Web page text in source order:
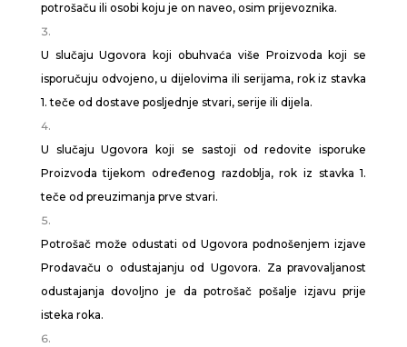
potrošaču ili osobi koju je on naveo, osim prijevoznika.
U slučaju Ugovora koji obuhvaća više Proizvoda koji se
isporučuju odvojeno, u dijelovima ili serijama, rok iz stavka
1. teče od dostave posljednje stvari, serije ili dijela.
U slučaju Ugovora koji se sastoji od redovite isporuke
Proizvoda tijekom određenog razdoblja, rok iz stavka 1.
teče od preuzimanja prve stvari.
Potrošač može odustati od Ugovora podnošenjem izjave
Prodavaču o odustajanju od Ugovora. Za pravovaljanost
odustajanja dovoljno je da potrošač pošalje izjavu prije
isteka roka.